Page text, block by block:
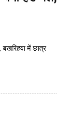
में छात्र